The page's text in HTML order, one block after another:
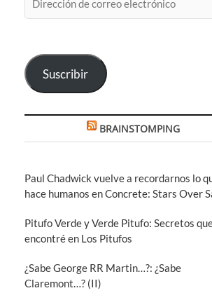
de
Suscribir
BRAINSTOMPING
Paul Chadwick vuelve a recordarnos lo
hace humanos en Concrete: Stars Over
Pitufo Verde y Verde Pitufo: Secretos
encontré en Los Pitufos
¿Sabe George RR Martin…?: ¿Sabe
Claremont…? (II)